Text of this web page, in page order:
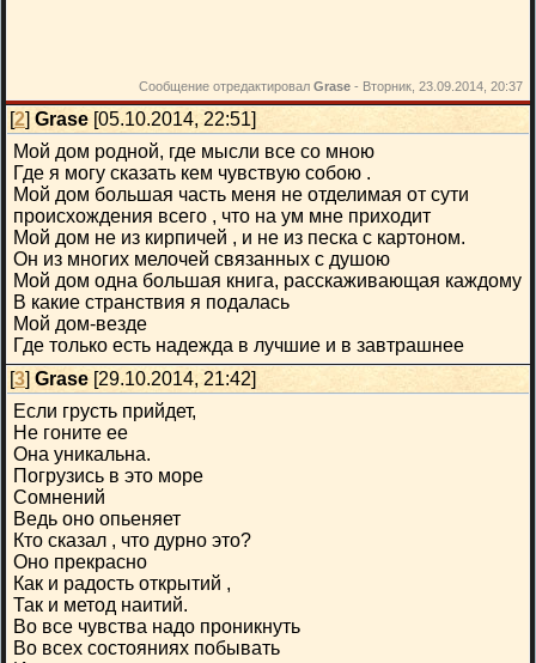
Сообщение отредактировал Grase - Вторник, 23.09.2014, 20:37
[2] Grase [05.10.2014, 22:51]
Мой дом родной, где мысли все со мною
Где я могу сказать кем чувствую собою .
Мой дом большая часть меня не отделимая от сути
происхождения всего , что на ум мне приходит
Мой дом не из кирпичей , и не из песка с картоном.
Он из многих мелочей связанных с душою
Мой дом одна большая книга, расскаживающая каждому
В какие странствия я подалась
Мой дом-везде
Где только есть надежда в лучшие и в завтрашнее
[3] Grase [29.10.2014, 21:42]
Если грусть прийдет,
Не гоните ее
Она уникальна.
Погрузись в это море
Сомнений
Ведь оно опьеняет
Кто сказал , что дурно это?
Оно прекрасно
Как и радость открытий ,
Так и метод наитий.
Во все чувства надо проникнуть
Во всех состояниях побывать